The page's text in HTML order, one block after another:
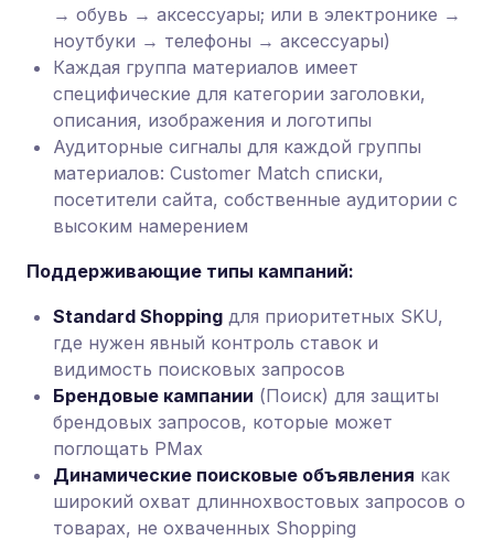
→ обувь → аксессуары; или в электронике →
ноутбуки → телефоны → аксессуары)
Каждая группа материалов имеет
специфические для категории заголовки,
описания, изображения и логотипы
Аудиторные сигналы для каждой группы
материалов: Customer Match списки,
посетители сайта, собственные аудитории с
высоким намерением
Поддерживающие типы кампаний:
Standard Shopping для приоритетных SKU,
где нужен явный контроль ставок и
видимость поисковых запросов
Брендовые кампании (Поиск) для защиты
брендовых запросов, которые может
поглощать PMax
Динамические поисковые объявления как
широкий охват длиннохвостовых запросов о
товарах, не охваченных Shopping